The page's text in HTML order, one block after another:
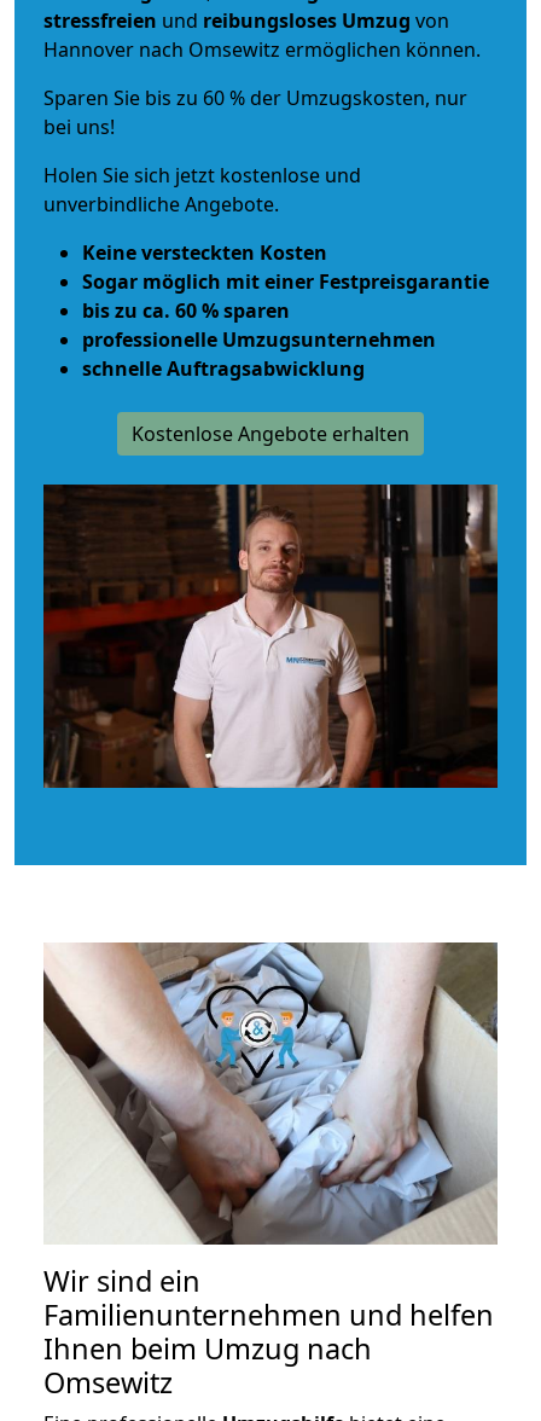
stressfreien und reibungsloses Umzug von
Hannover nach Omsewitz ermöglichen können.
Sparen Sie bis zu 60 % der Umzugskosten, nur
bei uns!
Holen Sie sich jetzt kostenlose und
unverbindliche Angebote.
Keine versteckten Kosten
Sogar möglich mit einer Festpreisgarantie
bis zu ca. 60 % sparen
professionelle Umzugsunternehmen
schnelle Auftragsabwicklung
Kostenlose Angebote erhalten
Wir sind ein
Familienunternehmen und helfen
Ihnen beim Umzug nach
Omsewitz